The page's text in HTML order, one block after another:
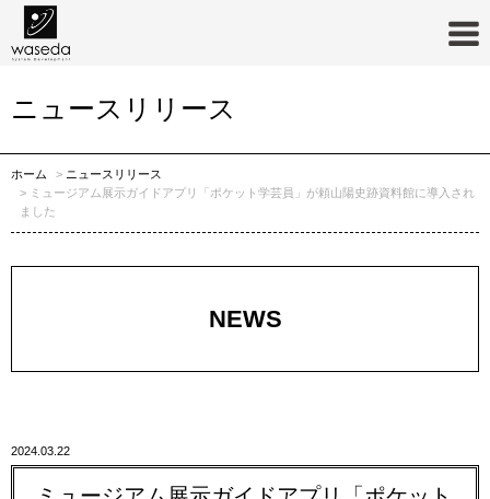
ニュースリリース
ホーム
ニュースリリース
ミュージアム展示ガイドアプリ「ポケット学芸員」が頼山陽史跡資料館に導入され
ました
NEWS
2024.03.22